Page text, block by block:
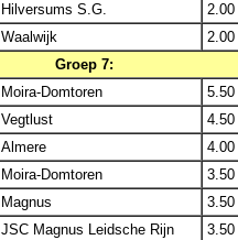
Hilversums S.G.
2.00
Waalwijk
2.00
Groep 7:
Moira-Domtoren
5.50
Vegtlust
4.50
Almere
4.00
Moira-Domtoren
3.50
Magnus
3.50
JSC Magnus Leidsche Rijn
3.50